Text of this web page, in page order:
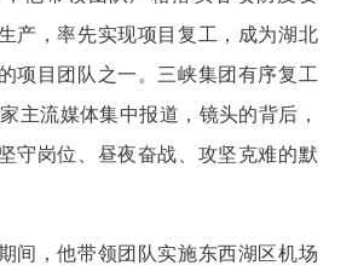
产，率先实现项目复工，成为湖北
项目团队之一。三峡集团有序复工
主流媒体集中报道，镜头的背后，
守岗位、昼夜奋战、攻坚克难的默
间，他带领团队实施东西湖区机场